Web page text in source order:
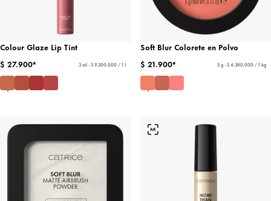
Colour Glaze Lip Tint
$ 27.900*
3 ml - $ 9.300.000 / 1 l
Soft Blur Colorete en Polvo
$ 21.900*
5 g - $ 4.380.000 / 1 kg